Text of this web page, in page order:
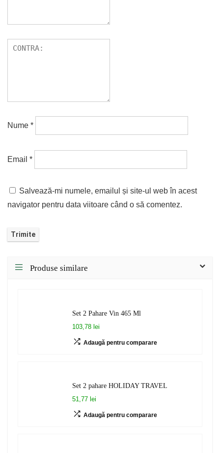
Nume *
Email *
Salvează-mi numele, emailul și site-ul web în acest
navigator pentru data viitoare când o să comentez.
Produse similare
Set 2 Pahare Vin 465 Ml
103,78 lei
Adaugă pentru comparare
Set 2 pahare HOLIDAY TRAVEL
51,77 lei
Adaugă pentru comparare